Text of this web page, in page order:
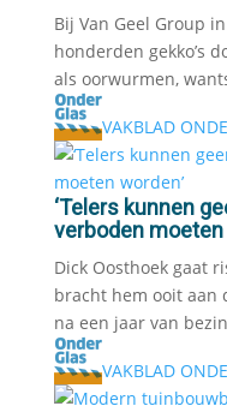
Bij Van Geel Group
honderden gekko’s
als oorwurmen,
VAKBLAD
‘Telers kunnen
verboden moeten
Dick Oosthoek gaat
bracht hem ooit aan
na een jaar van
VAKBLAD